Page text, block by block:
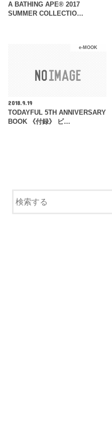
A BATHING APE® 2017
SUMMER COLLECTIO…
e-MOOK
2018.9.19
TODAYFUL 5TH ANNIVERSARY
BOOK 《付録》 ビ…